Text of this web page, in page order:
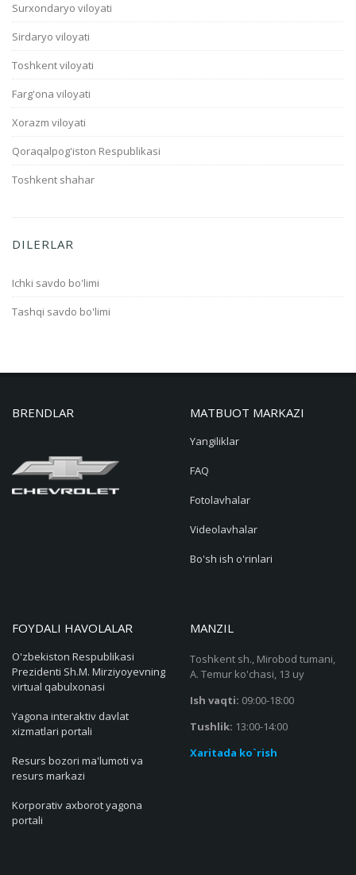
Surxondaryo viloyati
Sirdaryo viloyati
Toshkent viloyati
Farg'ona viloyati
Xorazm viloyati
Qoraqalpog'iston Respublikasi
Toshkent shahar
DILERLAR
Ichki savdo bo'limi
Tashqi savdo bo'limi
BRENDLAR MATBUOT MARKAZI
Yangiliklar
FAQ
Fotolavhalar
Videolavhalar
Bo'sh ish o'rinlari
FOYDALI HAVOLALAR
O'zbekiston Respublikasi
Prezidenti Sh.M. Mirziyoyevning
virtual qabulxonasi
Yagona interaktiv davlat
xizmatlari portali
Resurs bozori ma'lumoti va
resurs markazi
Korporativ axborot yagona
portali
MANZIL
Toshkent sh., Mirobod tumani,
A. Temur ko'chasi, 13 uy
Ish vaqti: 09:00-18:00
Tushlik: 13:00-14:00
Xaritada ko`rish